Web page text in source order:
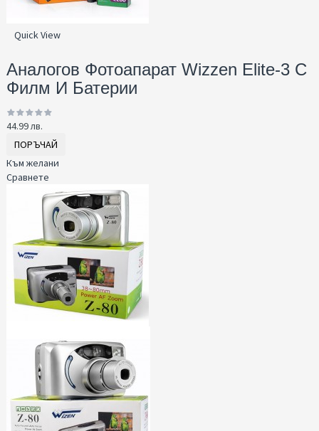
Quick View
Аналогов Фотоапарат Wizzen Elite-3 С
Филм И Батерии
44.99 лв.
ПОРЪЧАЙ
Към желани
Сравнете